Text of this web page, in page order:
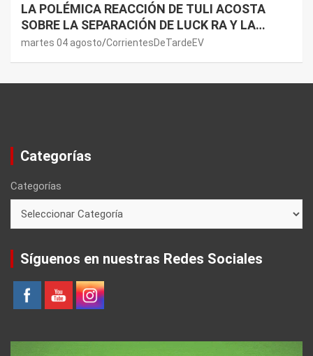
LA POLÉMICA REACCIÓN DE TULI ACOSTA
SOBRE LA SEPARACIÓN DE LUCK RA Y LA
JOAQUI: “¿MI VERDAD?”
martes 04 agosto CorrientesDeTardeEV
Categorías
Categorías
Síguenos en nuestras Redes Sociales